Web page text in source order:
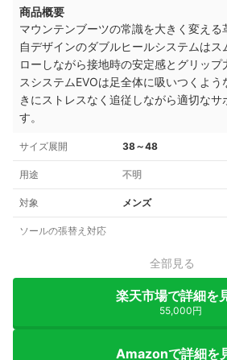
商品概要
マウンテンブーツの常識を大きく変える
自デザインのダブルヒールシステムはス
ローしながら接地時の安定感とグリッ
スシステムEVOは足全体に吸いつくよ
きにストレスなく追従しながら適切なサ
す。
サイズ展開 38～48
用途 不明
対象 メンズ
ソールの張替え対応
全部見る
楽天市場で詳細を
55,000円
Amazonで詳細を